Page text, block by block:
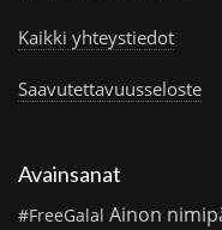
Kaikki yhteystiedot
Saavutettavuusseloste
Avainsanat
#FreeGalal Ainon